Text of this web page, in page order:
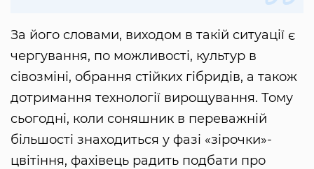
За його словами, виходом в такій ситуації є
чергування, по можливості, культур в
сівозміні, обрання стійких гібридів, а також
дотримання технології вирощування. Тому
сьогодні, коли соняшник в переважній
більшості знаходиться у фазі «зірочки»-
цвітіння, фахівець радить подбати про